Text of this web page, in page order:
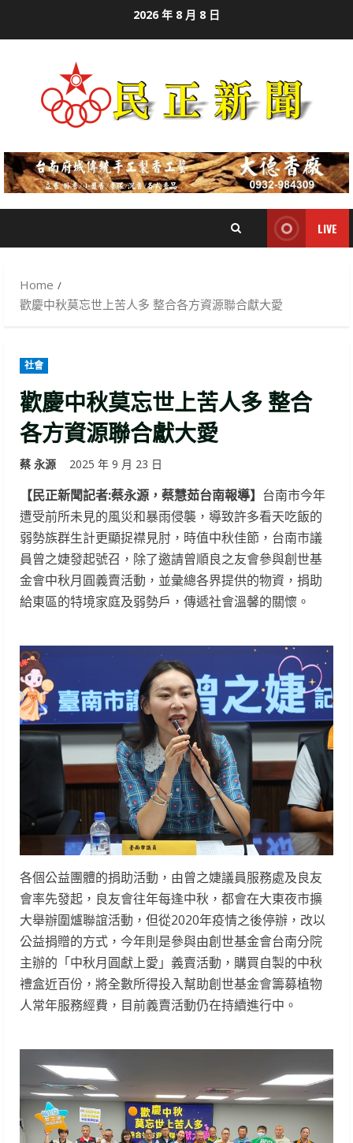
2026 年 8 月 8 日
LIVE
Home
歡慶中秋莫忘世上苦人多 整合各方資源聯合獻大愛
社會
歡慶中秋莫忘世上苦人多 整合
各方資源聯合獻大愛
蔡 永源 2025 年 9 月 23 日
【民正新聞記者:蔡永源，蔡慧茹台南報導】 台南市今年
遭受前所未見的風災和暴雨侵襲，導致許多看天吃飯的
弱勢族群生計更顯捉襟見肘，時值中秋佳節，台南市議
員曾之婕發起號召，除了邀請曾順良之友會參與創世基
金會中秋月圓義賣活動，並彙總各界提供的物資，捐助
給東區的特境家庭及弱勢戶，傳遞社會溫馨的關懷。
各個公益團體的捐助活動，由曾之婕議員服務處及良友
會率先發起，良友會往年每逢中秋，都會在大東夜市擴
大舉辦圍爐聯誼活動，但從2020年疫情之後停辦，改以
公益捐贈的方式，今年則是參與由創世基金會台南分院
主辦的「中秋月圓獻上愛」義賣活動，購買自製的中秋
禮盒近百份，將全數所得投入幫助創世基金會籌募植物
人常年服務經費，目前義賣活動仍在持續進行中。